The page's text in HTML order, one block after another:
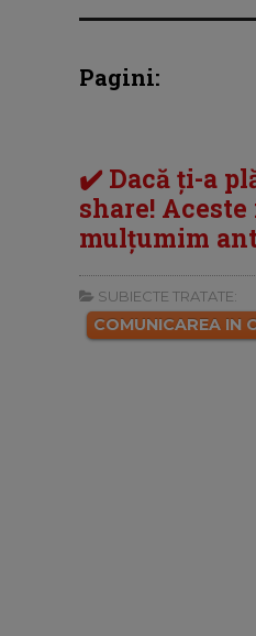
Pagini:
✔️ Dacă ți-a
share!
mulțumim
SUBIECTE TRATATE:
COMUNICAREA IN